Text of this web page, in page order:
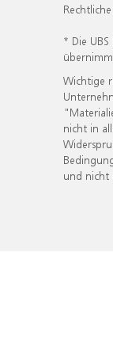
* Die
Wichtige
nicht in
und nicht